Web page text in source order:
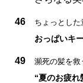
46 ちょっとした
おっぱいキ
49 瀕死の髪を救
“夏のお疲れ